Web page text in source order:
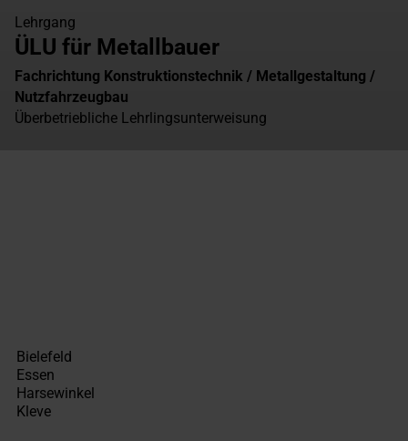
Lehrgang
ÜLU für Metallbauer
Fachrichtung Konstruktionstechnik / Metallgestaltung /
Nutzfahrzeugbau
Überbetriebliche Lehrlingsunterweisung